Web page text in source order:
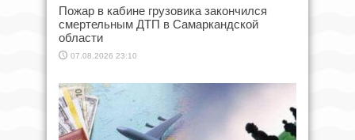
Пожар в кабине грузовика закончился
смертельным ДТП в Самаркандской
области
07.08.2026 23:10